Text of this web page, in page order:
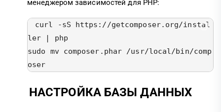
менеджером зависимостей для PHP:
curl -sS https://getcomposer.org/instal
ler | php
sudo mv composer.phar /usr/local/bin/comp
oser
НАСТРОЙКА БАЗЫ ДАННЫХ